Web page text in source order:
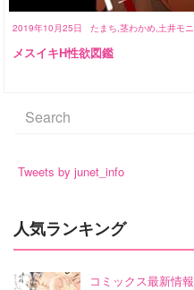
2019年10月25日 たまち,茎わかめ,土井モ
メスイキH性欲図鑑
Tweets by junet_info
人気ランキング
コミックス最新情報